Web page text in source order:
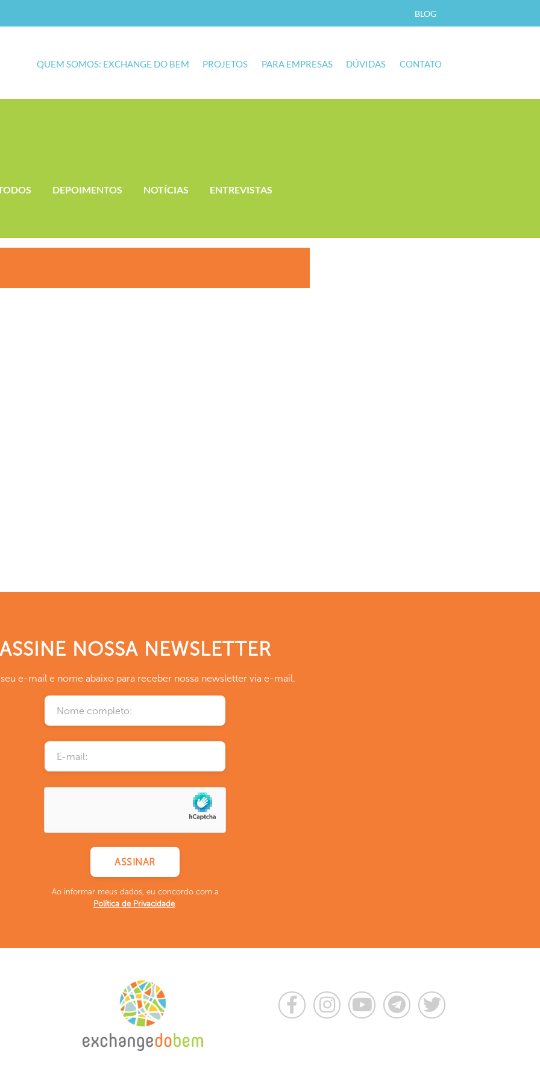
BLOG
QUEM SOMOS: EXCHANGE DO BEM PROJETOS PARA EMPRESAS DÚVIDAS CONTATO
DEPOIMENTOS NOTÍCIAS ENTREVISTAS
ASSINE NOSSA NEWSLETTER
seu e-mail e nome abaixo para receber nossa newsletter via e-mail.
Ao informar meus dados, eu concordo com a
Política de Privacidade.